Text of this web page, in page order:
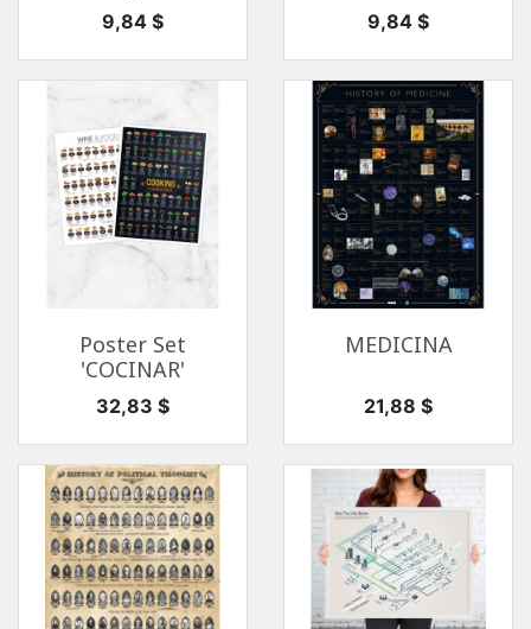
Precio
9,84 $ Precio
9,84 $
Poster Set
'COCINAR'
Precio
32,83 $
MEDICINA
Precio
21,88 $